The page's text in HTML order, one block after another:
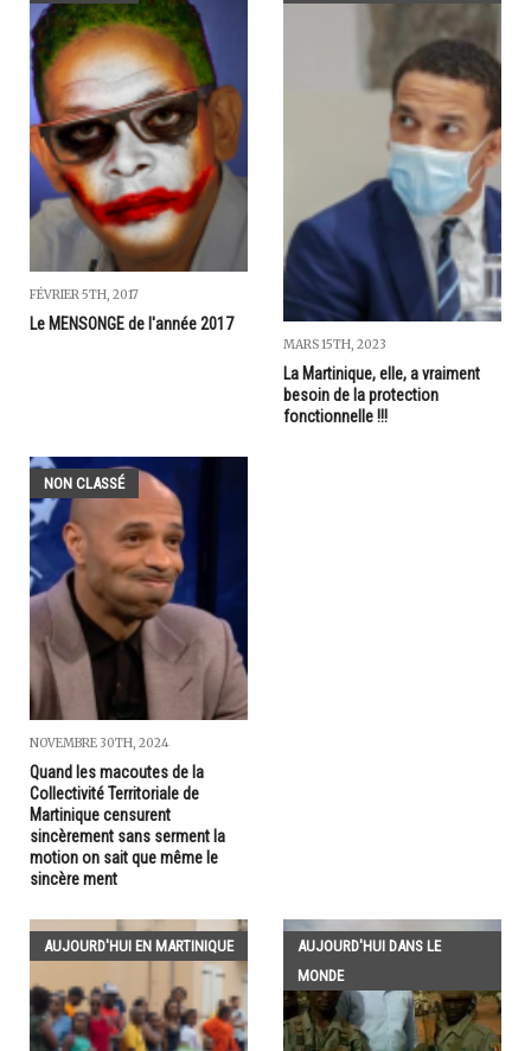
FÉVRIER 5TH, 2017
Le MENSONGE de l'année 2017
MARS 15TH, 2023
La Martinique, elle, a vraiment
besoin de la protection
fonctionnelle !!!
NON CLASSÉ
NOVEMBRE 30TH, 2024
Quand les macoutes de la
Collectivité Territoriale de
Martinique censurent
sincèrement sans serment la
motion on sait que même le
sincère ment
AUJOURD'HUI EN MARTINIQUE
AUJOURD'HUI DANS LE
MONDE